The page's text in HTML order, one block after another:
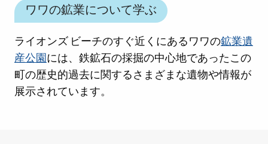
ワワの鉱業について学ぶ
ライオンズ ビーチのすぐ近くにあるワワの鉱業遺
産公園には、鉄鉱石の採掘の中心地であったこの
町の歴史的過去に関するさまざまな遺物や情報が
展示されています。